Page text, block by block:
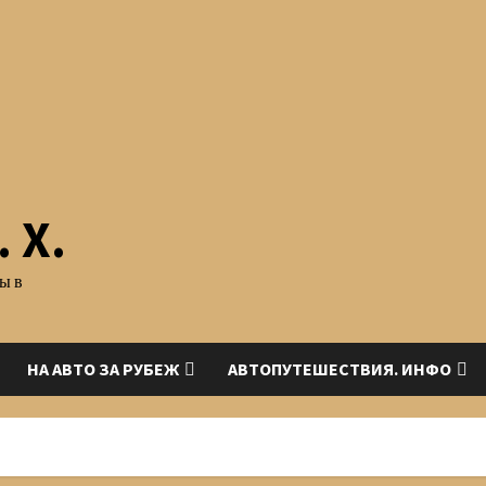
Х.
в
НА АВТО ЗА РУБЕЖ АВТОПУТЕШЕСТВИЯ. ИНФО